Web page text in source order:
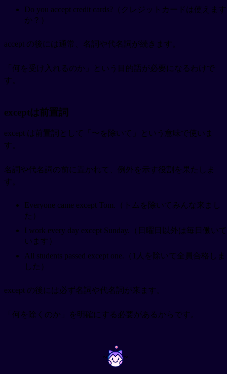
Do you accept credit cards?（クレジットカードは使えます
か？）
accept の後には通常、名詞や代名詞が続きます。
「何を受け入れるのか」という目的語が必要になるわけで
す。
exceptは前置詞
except は前置詞として「〜を除いて」という意味で使いま
す。
名詞や代名詞の前に置かれて、例外を示す役割を果たしま
す。
Everyone came except Tom.（トムを除いてみんな来まし
た）
I work every day except Sunday.（日曜日以外は毎日働いて
います）
All students passed except one.（1人を除いて全員合格しま
した）
except の後には必ず名詞や代名詞が来ます。
「何を除くのか」を明確にする必要があるからです。
~ ~